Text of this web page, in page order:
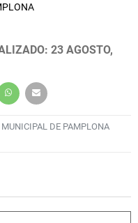
23 AGOSTO,
DE PAMPLONA